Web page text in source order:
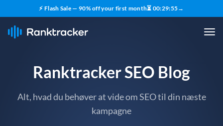
⚡ Flash Sale — 90% off your first month⏳ 00:29:54→
Ranktracker SEO Blog
Alt, hvad du behøver at vide om SEO til din næste
kampagne